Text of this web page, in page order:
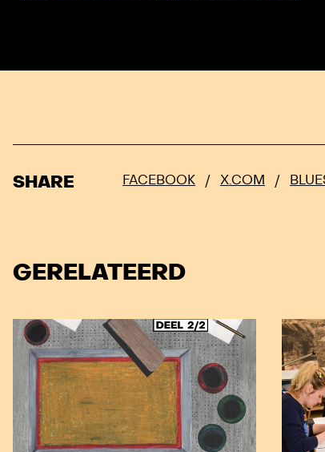
SHARE FACEBOOK / X.COM /
GERELATEERD